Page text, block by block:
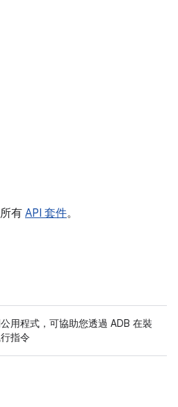
有 API 套件。
用程式，可協助您透過 ADB 在裝
指令